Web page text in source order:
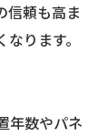
信頼も高ま
ります。
年数やパネ